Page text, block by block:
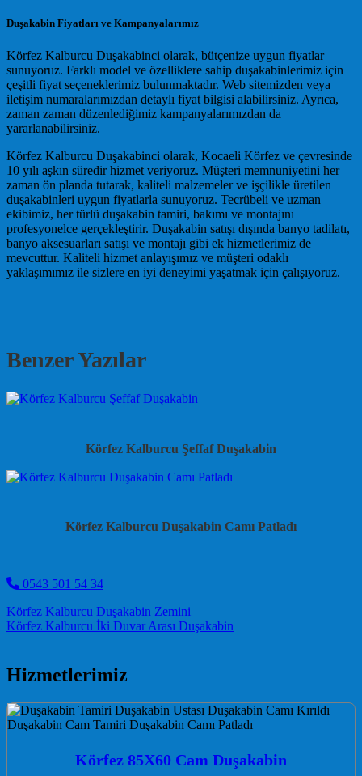
Duşakabin Fiyatları ve Kampanyalarımız
Körfez Kalburcu Duşakabinci olarak, bütçenize uygun fiyatlar
sunuyoruz. Farklı model ve özelliklere sahip duşakabinlerimiz için
çeşitli fiyat seçeneklerimiz bulunmaktadır. Web sitemizden veya
iletişim numaralarımızdan detaylı fiyat bilgisi alabilirsiniz. Ayrıca,
zaman zaman düzenlediğimiz kampanyalarımızdan da
yararlanabilirsiniz.
Körfez Kalburcu Duşakabinci olarak, Kocaeli Körfez ve çevresinde
10 yılı aşkın süredir hizmet veriyoruz. Müşteri memnuniyetini her
zaman ön planda tutarak, kaliteli malzemeler ve işçilikle üretilen
duşakabinleri uygun fiyatlarla sunuyoruz. Tecrübeli ve uzman
ekibimiz, her türlü duşakabin tamiri, bakımı ve montajını
profesyonelce gerçekleştirir. Duşakabin satışı dışında banyo tadilatı,
banyo aksesuarları satışı ve montajı gibi ek hizmetlerimiz de
mevcuttur. Kaliteli hizmet anlayışımız ve müşteri odaklı
yaklaşımımız ile sizlere en iyi deneyimi yaşatmak için çalışıyoruz.
Benzer Yazılar
Körfez Kalburcu Şeffaf Duşakabin
Körfez Kalburcu Duşakabin Camı Patladı
0543 501 54 34
Post navigation
Körfez Kalburcu Duşakabin Zemini
Körfez Kalburcu İki Duvar Arası Duşakabin
Hizmetlerimiz
Körfez 85X60 Cam Duşakabin